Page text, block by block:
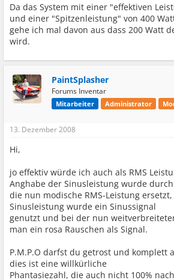
Da das System mit einer "effektiven
und einer "Spitzenleistung" von 400
gehe ich mal davon aus dass 200 Watt
wird.
PaintSplasher
Forums Inventar
Mitarbeiter Administrator
13. Dezember 2008
Hi,
jo effektiv würde ich auch als RMS
Anghabe der Sinusleistung wurde durch
die nun modische RMS-Leistung
Sinusleistung wurde ein Sinussignal
genutzt und bei der nun
man ein rosa Rauschen als Signal.
P.M.P.O darfst du getrost und komplett
dies ist eine willkürliche
Phantasiezahl, die auch nicht 100%